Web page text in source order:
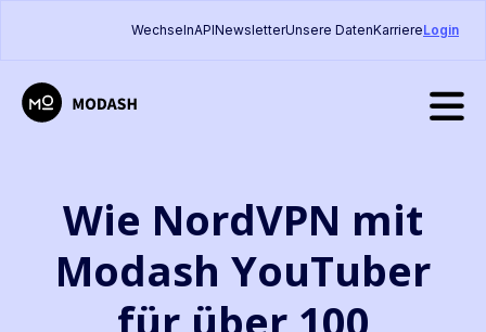
WechselnAPINewsletterUnsere DatenKarriereLogin
Wie NordVPN mit
Modash YouTuber